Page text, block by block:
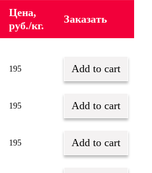
Цена,
руб./кг.
Заказать
195 Add to cart
195 Add to cart
195 Add to cart